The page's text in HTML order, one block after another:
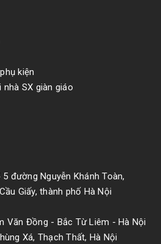
kiện
SX giàn giáo
đường Nguyễn Khánh Toàn,
Giấy, thành phố Hà Nội
Văn Đồng - Bắc Từ Liêm - Hà Nội
Xá, Thạch Thất, Hà Nội